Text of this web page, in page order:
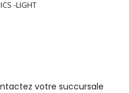
-LIGHT
votre succursale